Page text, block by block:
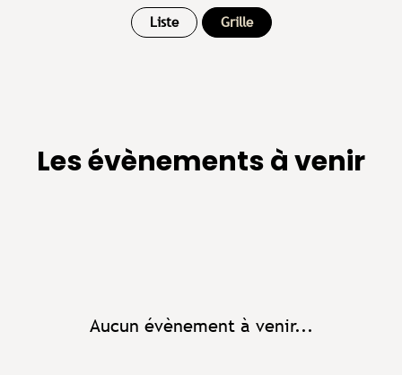
Liste Grille
Les évènements à venir
Aucun évènement à venir...